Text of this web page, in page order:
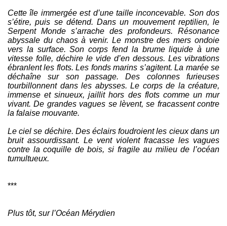
Cette île immergée est d’une taille inconcevable. Son dos
s’étire, puis se détend. Dans un mouvement reptilien, le
Serpent Monde s’arrache des profondeurs. Résonance
abyssale du chaos à venir. Le monstre des mers ondoie
vers la surface. Son corps fend la brume liquide à une
vitesse folle, déchire le vide d’en dessous. Les vibrations
ébranlent les flots. Les fonds marins s’agitent. La marée se
déchaîne sur son passage. Des colonnes furieuses
tourbillonnent dans les abysses. Le corps de la créature,
immense et sinueux, jaillit hors des flots comme un mur
vivant. De grandes vagues se lèvent, se fracassent contre
la falaise mouvante.
Le ciel se déchire. Des éclairs foudroient les cieux dans un
bruit assourdissant. Le vent violent fracasse les vagues
contre la coquille de bois, si fragile au milieu de l’océan
tumultueux.
***
Plus tôt, sur l’Océan Mérydien